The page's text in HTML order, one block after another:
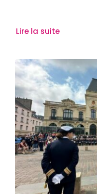
Lire la suite